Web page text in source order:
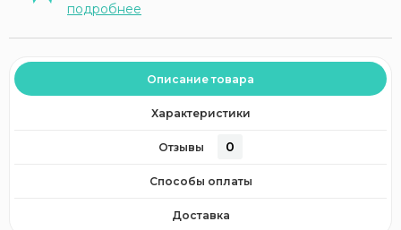
подробнее
Описание товара
Характеристики
Отзывы 0
Способы оплаты
Доставка